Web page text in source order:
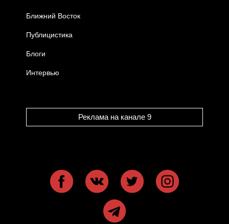
Ближний Восток
Публицистика
Блоги
Интервью
Реклама на канале 9